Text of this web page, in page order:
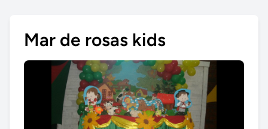
Mar de rosas kids